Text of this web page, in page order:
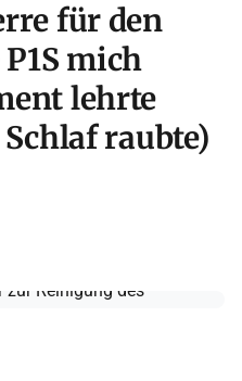
für den
mich
lehrte
raubte)